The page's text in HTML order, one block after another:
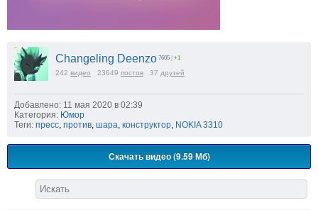
Changeling Deenzo 7605 +1
242 видео 23649 постов 37 друзей
Добавлено: 11 мая 2020 в 02:39
Категория: Юмор
Теги: пресс, против, шара, конструктор, NOKIA 3310
Скачать видео (9.59 Мб)